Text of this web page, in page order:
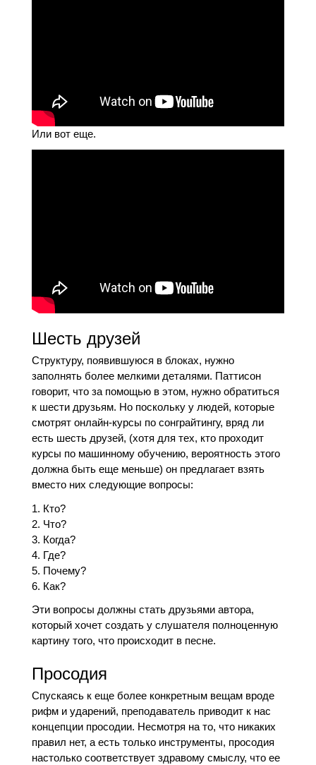
Или вот еще.
Шесть друзей
Структуру, появившуюся в блоках, нужно
заполнять более мелкими деталями. Паттисон
говорит, что за помощью в этом, нужно обратиться
к шести друзьям. Но поскольку у людей, которые
смотрят онлайн-курсы по сонграйтингу, вряд ли
есть шесть друзей, (хотя для тех, кто проходит
курсы по машинному обучению, вероятность этого
должна быть еще меньше) он предлагает взять
вместо них следующие вопросы:
Кто?
Что?
Когда?
Где?
Почему?
Как?
Эти вопросы должны стать друзьями автора,
который хочет создать у слушателя полноценную
картину того, что происходит в песне.
Просодия
Спускаясь к еще более конкретным вещам вроде
рифм и ударений, преподаватель приводит к нас
концепции просодии. Несмотря на то, что никаких
правил нет, а есть только инструменты, просодия
настолько соответствует здравому смыслу, что ее